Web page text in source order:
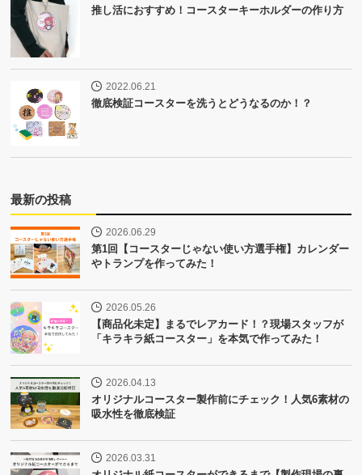
推し活におすすめ！コースターキーホルダーの作り方
2022.06.21
徹底検証コースターを洗うとどうなるのか！？
最新の投稿
2026.06.29
第1回【コースターじゃない使い方選手権】カレンダー
やトランプを作ってみた！
2026.05.26
【商品化未定】まるでレアカード！？現場スタッフが
「キラキラ紙コースター」を本気で作ってみた！
2026.04.13
オリジナルコースター製作前にチェック！人気6素材の
吸水性を徹底検証
2026.03.31